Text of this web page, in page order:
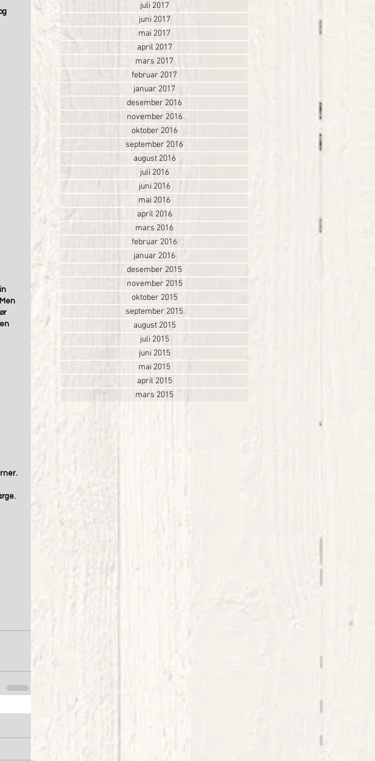
juli 2017
juni 2017
mai 2017
april 2017
mars 2017
februar 2017
januar 2017
desember 2016
november 2016
oktober 2016
september 2016
august 2016
juli 2016
juni 2016
mai 2016
april 2016
mars 2016
februar 2016
januar 2016
desember 2015
november 2015
oktober 2015
september 2015
august 2015
juli 2015
juni 2015
mai 2015
april 2015
mars 2015